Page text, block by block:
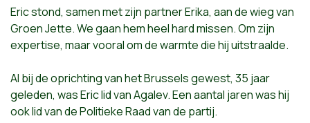
Eric stond, samen met zijn partner Erika, aan de wieg van
Groen Jette. We gaan hem heel hard missen. Om zijn
expertise, maar vooral om de warmte die hij uitstraalde.
Al bij de oprichting van het Brussels gewest, 35 jaar
geleden, was Eric lid van Agalev. Een aantal jaren was hij
ook lid van de Politieke Raad van de partij.